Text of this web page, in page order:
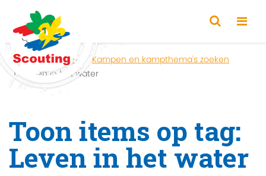
Home Zoeken
Kampen en kampthema's zoeken
Leven in het water
Toon items op tag:
Leven in het water